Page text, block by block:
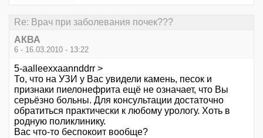
Re: Врач при заболевания почек???
АКВА
6 - 16.03.2010 - 13:22
5-aalleexxaannddrr >
То, что на УЗИ у Вас увидели камень, песок и
признаки пиелонефрита ещё не означает, что Вы
серьёзно больны. Для консультации достаточно
обратиться практически к любому урологу. Хоть в
родную поликлинику.
Вас что-то беспокоит вообще?